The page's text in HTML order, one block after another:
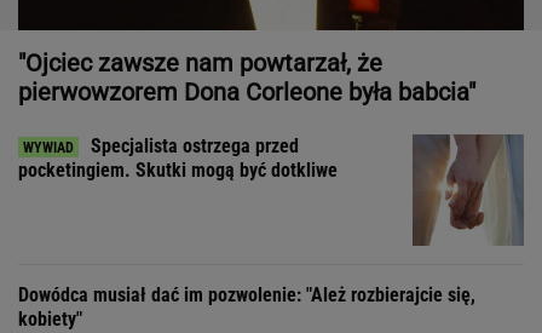
"Ojciec zawsze nam powtarzał, że
pierwowzorem Dona Corleone była babcia"
Specjalista ostrzega przed
pocketingiem. Skutki mogą być dotkliwe
Dowódca musiał dać im pozwolenie: "Ależ rozbierajcie się,
kobiety"